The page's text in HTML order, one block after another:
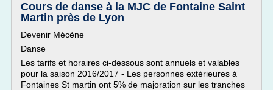
Cours de danse à la MJC de Fontaine Saint
Martin près de Lyon
Devenir Mécène
Danse
Les tarifs et horaires ci-dessous sont annuels et valables
pour la saison 2016/2017 - Les personnes extérieures à
Fontaines St martin ont 5% de majoration sur les tranches